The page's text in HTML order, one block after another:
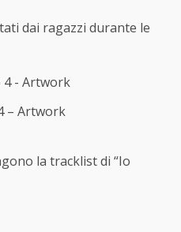
dai ragazzi durante le
– Artwork
la tracklist di “Io